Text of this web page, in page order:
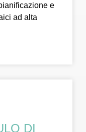
e
ad alta
DI